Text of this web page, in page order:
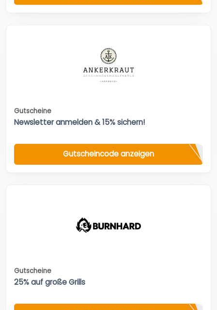
Gutscheine
Newsletter anmelden & 15% sichern!
Gutscheincode anzeigen
Gutscheine
25% auf große Grills